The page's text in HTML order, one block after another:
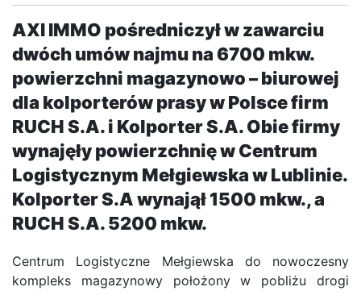
AXI IMMO pośredniczył w zawarciu
dwóch umów najmu na 6700 mkw.
powierzchni magazynowo – biurowej
dla kolporterów prasy w Polsce firm
RUCH S.A. i Kolporter S.A. Obie firmy
wynajęły powierzchnię w Centrum
Logistycznym Mełgiewska w Lublinie.
Kolporter S.A wynajął 1500 mkw., a
RUCH S.A. 5200 mkw.
Centrum Logistyczne Mełgiewska do nowoczesny
kompleks magazynowy położony w pobliżu drogi